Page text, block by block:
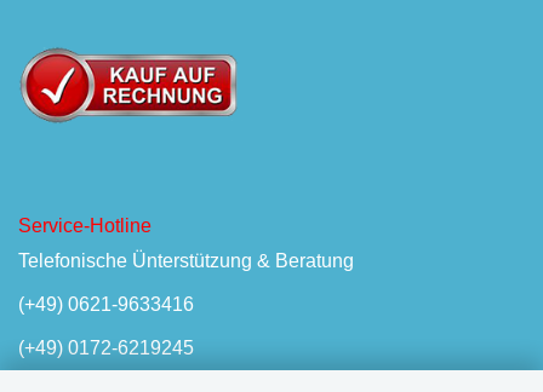
Service-Hotline
Telefonische Ünterstützung & Beratung
(+49) 0621-9633416
(+49) 0172-6219245